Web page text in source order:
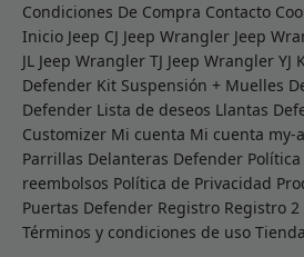
Condiciones De Compra Contacto
Inicio Jeep CJ Jeep Wrangler Jeep
JL Jeep Wrangler TJ Jeep Wrangler YJ
Defender Kit Suspensión + Muelles
Defender Lista de deseos Llantas
Customizer Mi cuenta Mi cuenta my-
Parrillas Delanteras Defender
reembolsos Política de Privacidad
Puertas Defender Registro Registro 2
Términos y condiciones de uso Tienda